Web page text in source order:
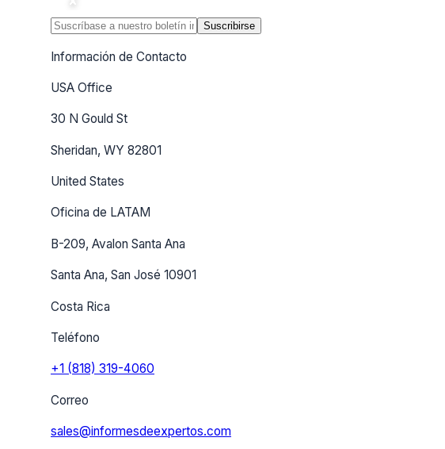
Suscribirse
Información de Contacto
USA Office
30 N Gould St
Sheridan, WY 82801
United States
Oficina de LATAM
B-209, Avalon Santa Ana
Santa Ana, San José 10901
Costa Rica
Teléfono
+1 (818) 319-4060
Correo
sales@informesdeexpertos.com